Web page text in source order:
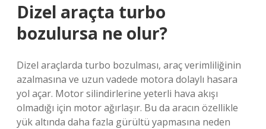
Dizel araçta turbo
bozulursa ne olur?
Dizel araçlarda turbo bozulması, araç verimliliğinin
azalmasına ve uzun vadede motora dolaylı hasara
yol açar. Motor silindirlerine yeterli hava akışı
olmadığı için motor ağırlaşır. Bu da aracın özellikle
yük altında daha fazla gürültü yapmasına neden